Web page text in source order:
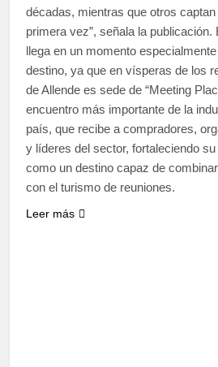
décadas, mientras que otros
primera vez”, señala la
llega en un momento
destino, ya que en vísperas de los
de Allende es sede de “Meeting
encuentro más importante de la
país, que recibe a compradores,
y líderes del sector, fortaleciendo
como un destino capaz de
con el turismo de reuniones.
Leer más